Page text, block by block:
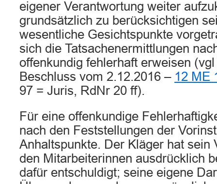
eigener Verantwortung weiter
grundsätzlich zu berücksichtigen
wesentliche Gesichtspunkte
sich die Tatsachenermittlungen
offenkundig fehlerhaft erweisen
Beschluss vom 2.12.2016 – 12 ME
97 = Juris, RdNr 20 ff).
Für eine offenkundige
nach den Feststellungen der
Anhaltspunkte. Der Kläger hat sein
den Mitarbeiterinnen ausdrücklich
dafür entschuldigt; seine eigene